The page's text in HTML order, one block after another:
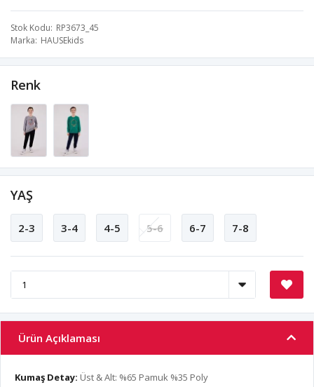
Stok Kodu RP3673_45
Marka HAUSEkids
Renk
YAŞ
2-3 3-4 4-5 5-6 6-7 7-8
Ürün Açıklaması
Kumaş Detay: Üst & Alt: %65 Pamuk %35 Poly